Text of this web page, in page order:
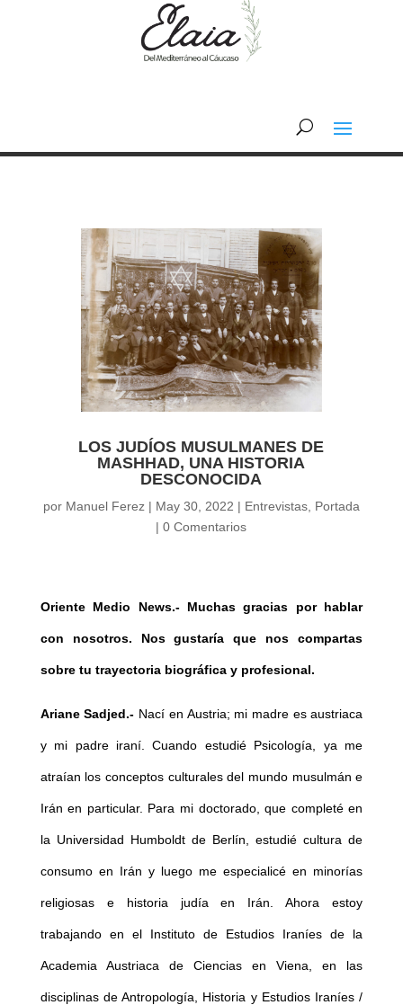
LOS JUDÍOS MUSULMANES DE
MASHHAD, UNA HISTORIA
DESCONOCIDA
por Manuel Ferez| May 30, 2022 | Entrevistas, Portada
|0 Comentarios
Oriente Medio News.- Muchas gracias por hablar
con nosotros. Nos gustaría que nos compartas
sobre tu trayectoria biográfica y profesional.
Ariane Sadjed.- Nací en Austria; mi madre es austriaca
y mi padre iraní. Cuando estudié Psicología, ya me
atraían los conceptos culturales del mundo musulmán e
Irán en particular. Para mi doctorado, que completé en
la Universidad Humboldt de Berlín, estudié cultura de
consumo en Irán y luego me especialicé en minorías
religiosas e historia judía en Irán. Ahora estoy
trabajando en el Instituto de Estudios Iraníes de la
Academia Austriaca de Ciencias en Viena, en las
disciplinas de Antropología, Historia y Estudios Iraníes /